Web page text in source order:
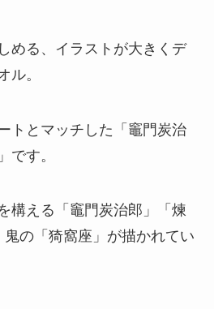
める、イラストが大きくデ
ル。
トとマッチした「竈門炭治
です。
構える「竈門炭治郎」「煉
の「猗窩座」が描かれてい